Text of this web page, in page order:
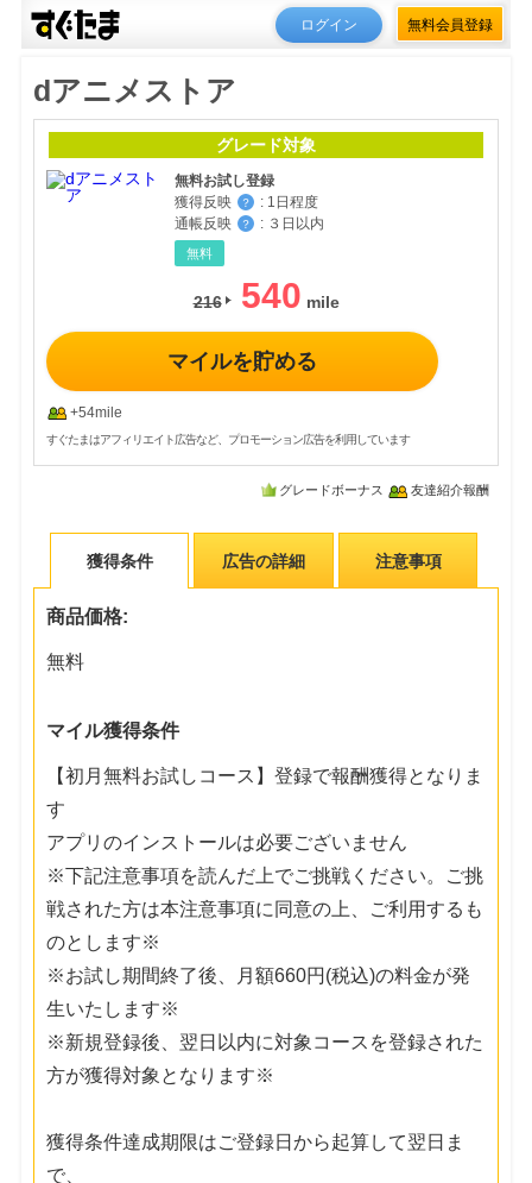
ログイン 無料会員登録
dアニメストア
グレード対象
無料お試し登録
獲得反映
？ : 1日程度
通帳反映
？ : ３日以内
無料
216 540
マイルを貯める
+54mile
すぐたまはアフィリエイト広告など、プロモーション広告を利用しています
グレードボーナス 友達紹介報酬
獲得条件 広告の詳細 注意事項
商品価格:
無料
マイル獲得条件
【初月無料お試しコース】登録で報酬獲得となりま
す
アプリのインストールは必要ございません
※下記注意事項を読んだ上でご挑戦ください。ご挑
戦された方は本注意事項に同意の上、ご利用するも
のとします※
※お試し期間終了後、月額660円(税込)の料金が発
生いたします※
※新規登録後、翌日以内に対象コースを登録された
方が獲得対象となります※
獲得条件達成期限はご登録日から起算して翌日ま
で、